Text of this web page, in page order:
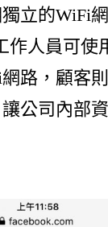
立的WiFi網
作人員可使
路，顧客
公司內部